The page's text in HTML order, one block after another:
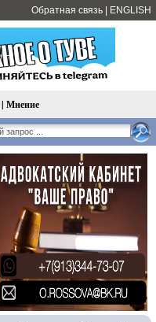
Обратная связь ENGLISH
| Мнение